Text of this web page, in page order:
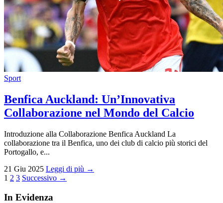
Sport
Benfica Auckland: Un’Innovativa
Collaborazione nel Mondo del Calcio
Introduzione alla Collaborazione Benfica Auckland La
collaborazione tra il Benfica, uno dei club di calcio più storici del
Portogallo, e...
21 Giu 2025 Leggi di più →
Paginazione
degli
1 2 3 Successivo →
In Evidenza